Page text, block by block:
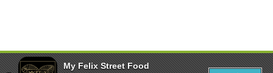
My Felix Street Food